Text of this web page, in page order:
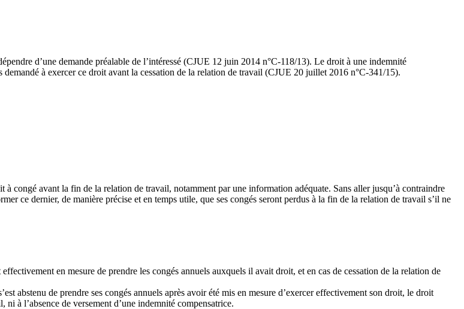
d’une demande préalable de l’intéressé (CJUE 12 juin 2014 n°C-118/13). Le droit à une indemnité
à exercer ce droit avant la cessation de la relation de travail (CJUE 20 juillet 2016 n°C-341/15).
congé avant la fin de la relation de travail, notamment par une information adéquate. Sans aller jusqu’à contraindre
ce dernier, de manière précise et en temps utile, que ses congés seront perdus à la fin de la relation de travail s’il ne
en mesure de prendre les congés annuels auxquels il avait droit, et en cas de cessation de la relation de
abstenu de prendre ses congés annuels après avoir été mis en mesure d’exercer effectivement son droit, le droit
à l’absence de versement d’une indemnité compensatrice.